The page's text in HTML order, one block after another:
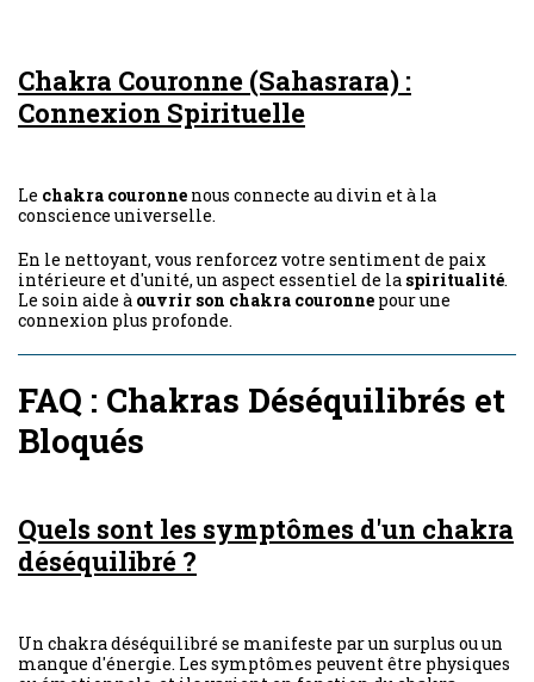
Chakra Couronne (Sahasrara) :
Connexion Spirituelle
Le chakra couronne nous connecte au divin et à la
conscience universelle.
En le nettoyant, vous renforcez votre sentiment de paix
intérieure et d'unité, un aspect essentiel de la spiritualité.
Le soin aide à ouvrir son chakra couronne pour une
connexion plus profonde.
FAQ : Chakras Déséquilibrés et
Bloqués
Quels sont les symptômes d'un chakra
déséquilibré ?
Un chakra déséquilibré se manifeste par un surplus ou un
manque d'énergie. Les symptômes peuvent être physiques